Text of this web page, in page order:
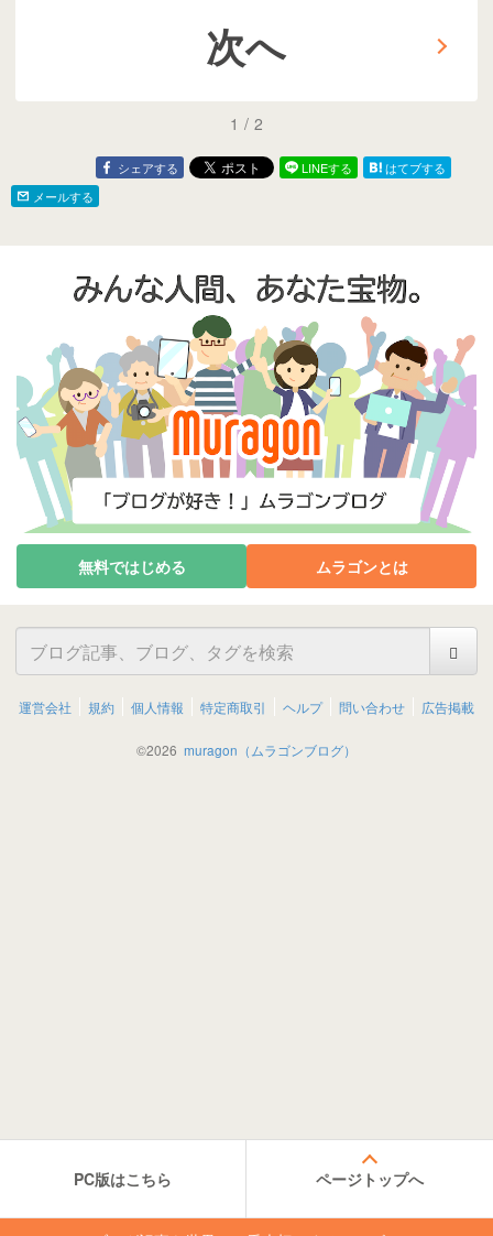
次へ
1 / 2
シェアする LINEする
はてブする
メールする
無料ではじめる ムラゴンとは
運営会社 規約 個人情報 特定商取引 ヘルプ 問い合わせ 広告掲載
©2026 muragon（ムラゴンブログ）
PC版はこちら ページトップへ